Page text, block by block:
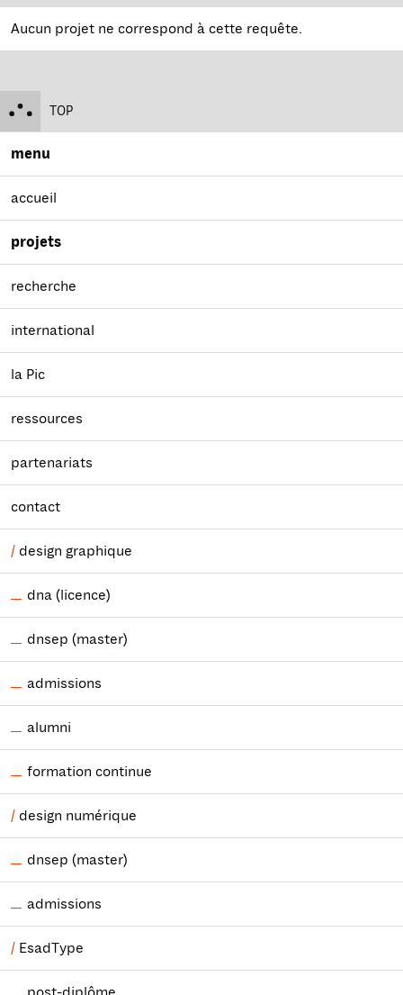
Aucun projet ne correspond à cette requête.
TOP
menu
accueil
projets
recherche
international
la Pic
ressources
partenariats
contact
design graphique
dna (licence)
dnsep (master)
admissions
alumni
formation continue
design numérique
dnsep (master)
admissions
EsadType